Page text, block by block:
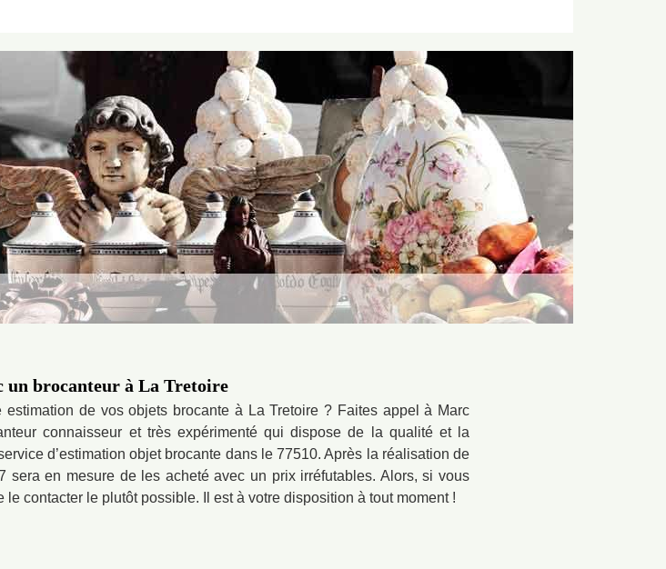
un brocanteur à La Tretoire
estimation de vos objets brocante à La Tretoire ? Faites appel à Marc
connaisseur et très expérimenté qui dispose de la qualité et la
d’estimation objet brocante dans le 77510. Après la réalisation de
sera en mesure de les acheté avec un prix irréfutables. Alors, si vous
contacter le plutôt possible. Il est à votre disposition à tout moment !